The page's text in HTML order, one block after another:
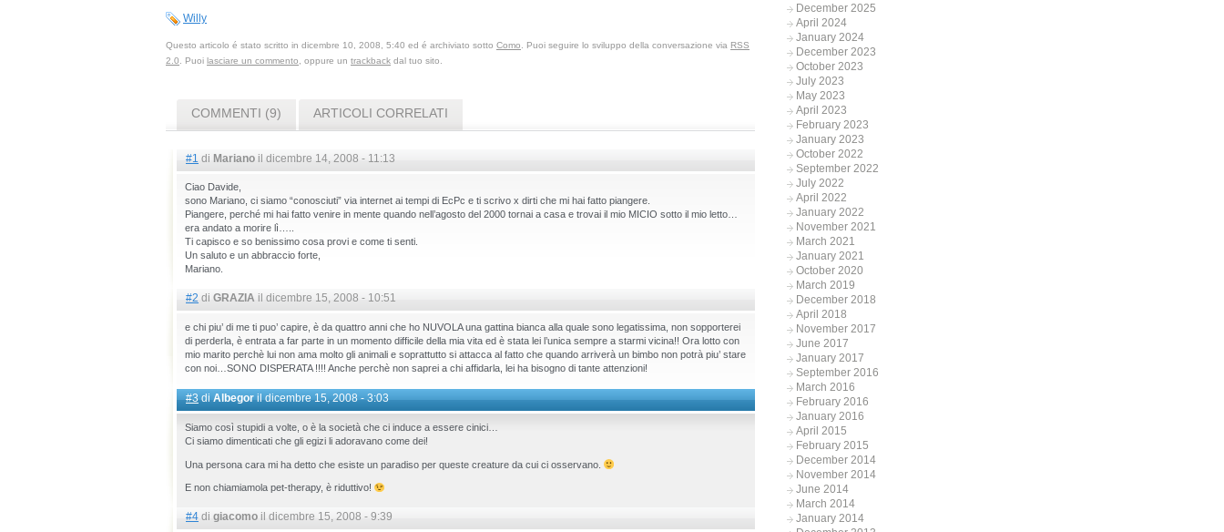
Willy
Questo articolo é stato scritto in dicembre 10, 2008, 5:40 ed é archiviato sotto Como . Puoi seguire lo sviluppo della conversazione via RSS
2.0 . Puoi lasciare un commento , oppure un trackback dal tuo sito.
COMMENTI (9) ARTICOLI CORRELATI
#1 di Mariano il dicembre 14, 2008 - 11:13
Ciao Davide,
sono Mariano, ci siamo “conosciuti” via internet ai tempi di EcPc e ti scrivo x dirti che mi hai fatto piangere.
Piangere, perché mi hai fatto venire in mente quando nell’agosto del 2000 tornai a casa e trovai il mio MICIO sotto il mio letto…
era andato a morire lì…..
Ti capisco e so benissimo cosa provi e come ti senti.
Un saluto e un abbraccio forte,
Mariano.
#2 di GRAZIA il dicembre 15, 2008 - 10:51
e chi piu’ di me ti puo’ capire, è da quattro anni che ho NUVOLA una gattina bianca alla quale sono legatissima, non sopporterei
di perderla, è entrata a far parte in un momento difficile della mia vita ed è stata lei l’unica sempre a starmi vicina!! Ora lotto con
mio marito perchè lui non ama molto gli animali e soprattutto si attacca al fatto che quando arriverà un bimbo non potrà piu’ stare
con noi…SONO DISPERATA !!!! Anche perchè non saprei a chi affidarla, lei ha bisogno di tante attenzioni!
#3diAlbegoril dicembre 15, 2008 - 3:03
Siamo così stupidi a volte, o è la società che ci induce a essere cinici…
Ci siamo dimenticati che gli egizi li adoravano come dei!
Una persona cara mi ha detto che esiste un paradiso per queste creature da cui ci osservano.
E non chiamiamola pet-therapy, è riduttivo!
#4 di giacomo il dicembre 15, 2008 - 9:39
December 2025
April 2024
January 2024
December 2023
October 2023
July 2023
May 2023
April 2023
February 2023
January 2023
October 2022
September 2022
July 2022
April 2022
January 2022
November 2021
March 2021
January 2021
October 2020
March 2019
December 2018
April 2018
November 2017
June 2017
January 2017
September 2016
March 2016
February 2016
January 2016
April 2015
February 2015
December 2014
November 2014
June 2014
March 2014
January 2014